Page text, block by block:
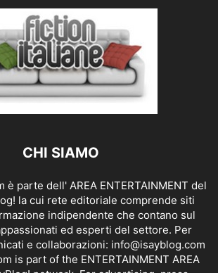
CHI SIAMO
parte dell' AREA ENTERTAINMENT del
la cui rete editoriale comprende siti
indipendente che contano sul
ed esperti del settore. Per
e collaborazioni: info@isayblog.com
is part of the ENTERTAINMENT AREA